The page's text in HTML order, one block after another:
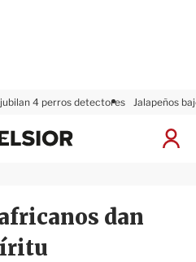
4 perros detectores Jalapeños
I
x
i
dan